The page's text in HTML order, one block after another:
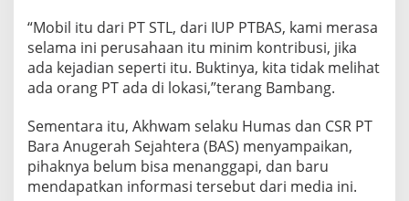
“Mobil itu dari PT STL, dari IUP PTBAS, kami merasa
selama ini perusahaan itu minim kontribusi, jika
ada kejadian seperti itu. Buktinya, kita tidak melihat
ada orang PT ada di lokasi,”terang Bambang.
Sementara itu, Akhwam selaku Humas dan CSR PT
Bara Anugerah Sejahtera (BAS) menyampaikan,
pihaknya belum bisa menanggapi, dan baru
mendapatkan informasi tersebut dari media ini.